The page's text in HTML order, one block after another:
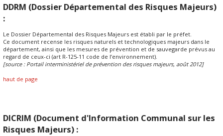
DDRM (Dossier Départemental des Risques Majeurs)
:
Le Dossier Départemental des Risques Majeurs est établi par le préfet.
Ce document recense les risques naturels et technologiques majeurs dans le
département, ainsi que les mesures de prévention et de sauvegarde prévus au
regard de ceux-ci (art R-125-11 code de l’environnement).
[source : Portail interministériel de prévention des risques majeurs, août 2012]
haut de page
DICRIM (Document d'Information Communal sur les
Risques Majeurs) :